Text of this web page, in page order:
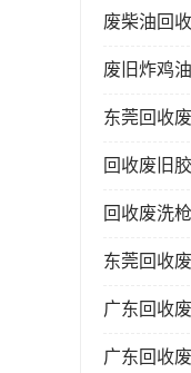
废柴油回收
废旧炸鸡
东莞回收
回收废旧
回收废洗
东莞回收
广东回收
广东回收